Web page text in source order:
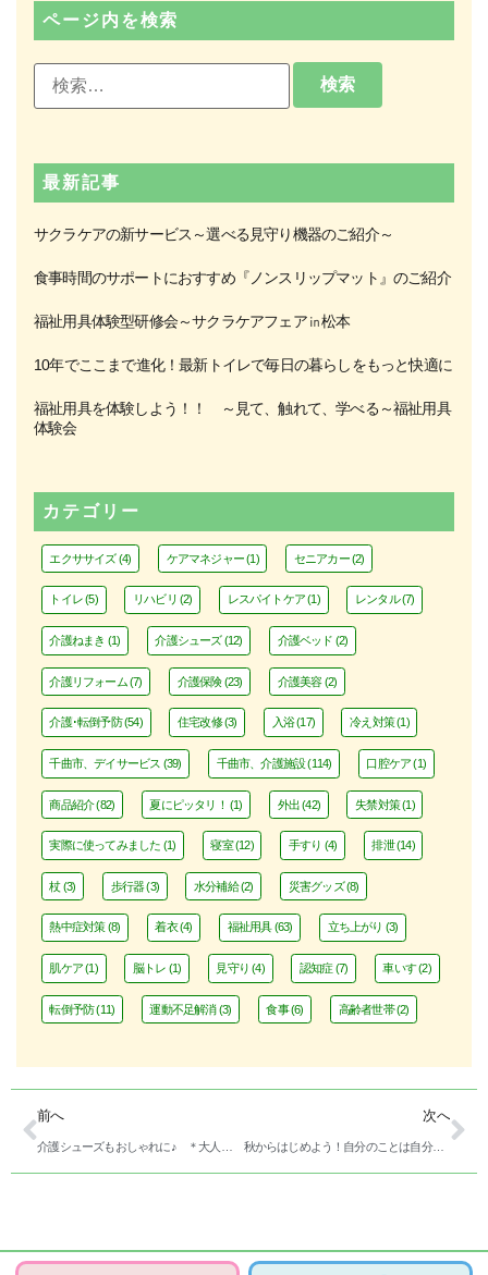
ページ内を検索
最新記事
サクラケアの新サービス～選べる見守り機器のご紹介～
食事時間のサポートにおすすめ『ノンスリップマット』のご紹介
福祉用具体験型研修会～サクラケアフェア㏌松本
10年でここまで進化！最新トイレで毎日の暮らしをもっと快適に
福祉用具を体験しよう！！ ～見て、触れて、学べる～福祉用具
体験会
カテゴリー
エクササイズ(4) ケアマネジャー(1) セニアカー(2)
トイレ(5) リハビリ (2) レスパイトケア(1) レンタル(7)
介護ねまき (1) 介護シューズ(12) 介護ベッド (2)
介護リフォーム(7) 介護保険(23) 介護美容(2)
介護･転倒予防(54) 住宅改修(3) 入浴(17) 冷え対策(1)
千曲市、デイサービス (39) 千曲市、介護施設(114) 口腔ケア(1)
商品紹介(82) 夏にピッタリ！ (1) 外出(42) 失禁対策(1)
実際に使ってみました (1) 寝室(12) 手すり (4) 排泄(14)
杖(3) 歩行器(3) 水分補給(2) 災害グッズ(8)
熱中症対策(8) 着衣(4) 福祉用具(63) 立ち上がり (3)
肌ケア(1) 脳トレ (1) 見守り (4) 認知症(7) 車いす(2)
転倒予防(11) 運動不足解消(3) 食事(6) 高齢者世帯(2)
前へ 次へ
秋からはじめよう！自分のことは自分でやりたい！を叶えるためにやっている運動習慣実例